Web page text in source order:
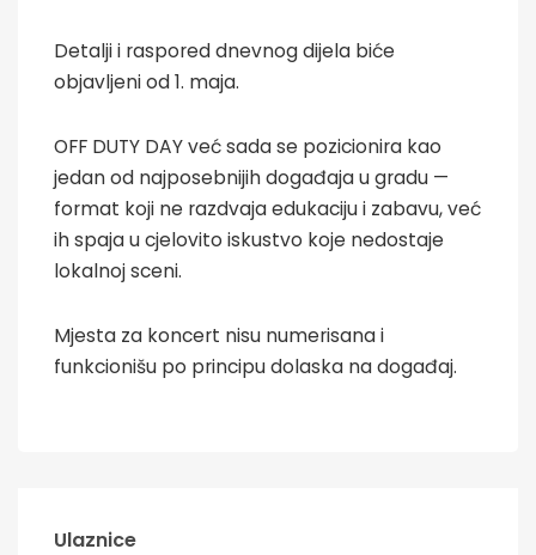
Detalji i raspored dnevnog dijela biće
objavljeni od 1. maja.
OFF DUTY DAY već sada se pozicionira kao
jedan od najposebnijih događaja u gradu —
format koji ne razdvaja edukaciju i zabavu, već
ih spaja u cjelovito iskustvo koje nedostaje
lokalnoj sceni.
Mjesta za koncert nisu numerisana i
funkcionišu po principu dolaska na događaj.
Ulaznice